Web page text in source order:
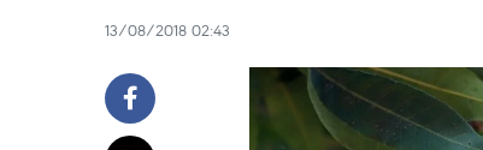
13/08/2018 02:43